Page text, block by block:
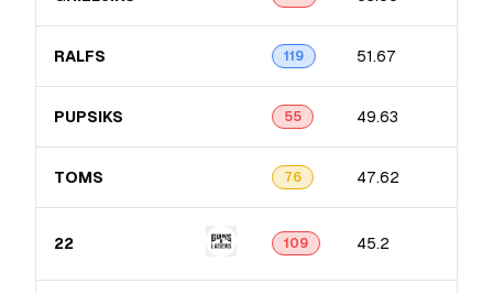
RALFS 119 51.67
PUPSIKS 55 49.63
TOMS 76 47.62
22 109 45.2